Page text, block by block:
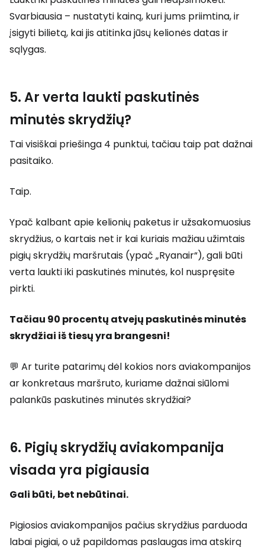
Svarbiausia – nustatyti kainą, kuri jums priimtina, ir
įsigyti bilietą, kai jis atitinka jūsų kelionės datas ir
sąlygas.
5. Ar verta laukti paskutinės
minutės skrydžių?
Tai visiškai priešinga 4 punktui, tačiau taip pat dažnai
pasitaiko.
Taip.
Ypač kalbant apie kelionių paketus ir užsakomuosius
skrydžius, o kartais net ir kai kuriais mažiau užimtais
pigių skrydžių maršrutais (ypač „Ryanair“), gali būti
verta laukti iki paskutinės minutės, kol nuspręsite
pirkti.
Tačiau 90 procentų atvejų paskutinės minutės
skrydžiai iš tiesų yra brangesni!
💬 Ar turite patarimų dėl kokios nors aviakompanijos
ar konkretaus maršruto, kuriame dažnai siūlomi
palankūs paskutinės minutės skrydžiai?
6. Pigių skrydžių aviakompanija
visada yra pigiausia
Gali būti, bet nebūtinai.
Pigiosios aviakompanijos pačius skrydžius parduoda
labai pigiai, o už papildomas paslaugas ima atskirą